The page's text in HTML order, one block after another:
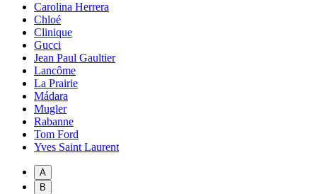
Carolina Herrera
Chloé
Clinique
Gucci
Jean Paul Gaultier
Lancôme
La Prairie
Mádara
Mugler
Rabanne
Tom Ford
Yves Saint Laurent
A
B